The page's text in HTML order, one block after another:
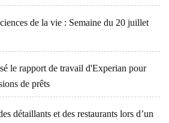
de la vie : Semaine du 20 juillet
le rapport de travail d'Experian pour
de prêts
détaillants et des restaurants lors d’un